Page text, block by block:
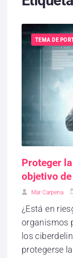
TEMA DE
Proteger
objetivo
Mar Carpena
¿Está en
organismos
los
protegerse